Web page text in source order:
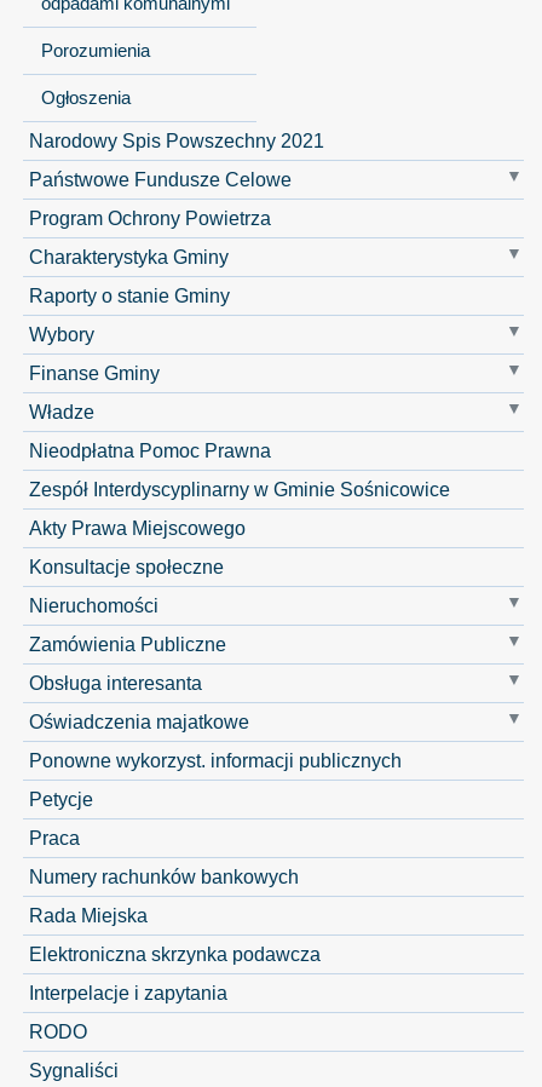
Porozumienia
Ogłoszenia
Narodowy Spis Powszechny 2021
Państwowe Fundusze Celowe
Program Ochrony Powietrza
Charakterystyka Gminy
Raporty o stanie Gminy
Wybory
Finanse Gminy
Władze
Nieodpłatna Pomoc Prawna
Zespół Interdyscyplinarny w Gminie Sośnicowice
Akty Prawa Miejscowego
Konsultacje społeczne
Nieruchomości
Zamówienia Publiczne
Obsługa interesanta
Oświadczenia majatkowe
Ponowne wykorzyst. informacji publicznych
Petycje
Praca
Numery rachunków bankowych
Rada Miejska
Elektroniczna skrzynka podawcza
Interpelacje i zapytania
RODO
Sygnaliści